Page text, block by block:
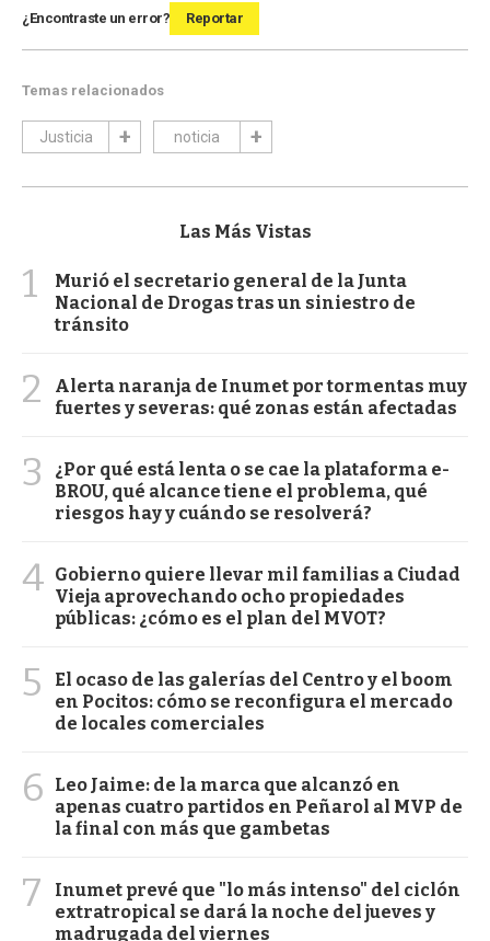
¿Encontraste un error? Reportar
Temas relacionados
Justicia noticia
Las Más Vistas
1
Murió el secretario general de la Junta
Nacional de Drogas tras un siniestro de
tránsito
2
Alerta naranja de Inumet por tormentas muy
fuertes y severas: qué zonas están afectadas
3
¿Por qué está lenta o se cae la plataforma e-
BROU, qué alcance tiene el problema, qué
riesgos hay y cuándo se resolverá?
4 Gobierno quiere llevar mil familias a Ciudad
Vieja aprovechando ocho propiedades
públicas: ¿cómo es el plan del MVOT?
5
El ocaso de las galerías del Centro y el boom
en Pocitos: cómo se reconfigura el mercado
de locales comerciales
6
Leo Jaime: de la marca que alcanzó en
apenas cuatro partidos en Peñarol al MVP de
la final con más que gambetas
7
Inumet prevé que "lo más intenso" del ciclón
extratropical se dará la noche del jueves y
madrugada del viernes